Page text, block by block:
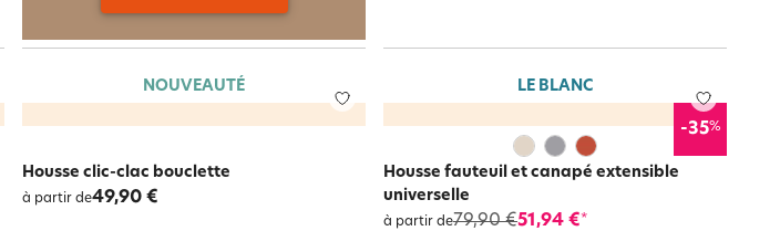
NOUVEAUTÉ
Housse clic-clac bouclette
à partir de49,90 €
LE BLANC
-35%
Housse fauteuil et canapé extensible
universelle
à partir de79,90 €51,94 €*